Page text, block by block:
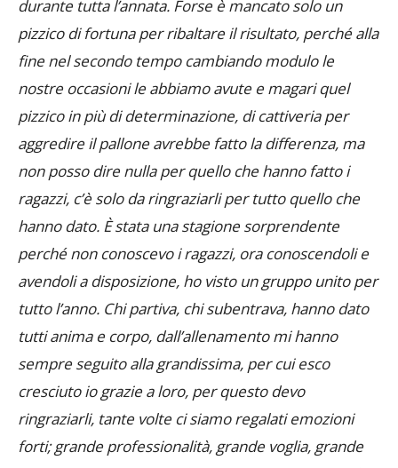
orgoglioso per quanto fatto dai ragazzi oggi e
durante tutta l’annata. Forse è mancato solo un
pizzico di fortuna per ribaltare il risultato, perché alla
fine nel secondo tempo cambiando modulo le
nostre occasioni le abbiamo avute e magari quel
pizzico in più di determinazione, di cattiveria per
aggredire il pallone avrebbe fatto la differenza, ma
non posso dire nulla per quello che hanno fatto i
ragazzi, c’è solo da ringraziarli per tutto quello che
hanno dato. È stata una stagione sorprendente
perché non conoscevo i ragazzi, ora conoscendoli e
avendoli a disposizione, ho visto un gruppo unito per
tutto l’anno. Chi partiva, chi subentrava, hanno dato
tutti anima e corpo, dall’allenamento mi hanno
sempre seguito alla grandissima, per cui esco
cresciuto io grazie a loro, per questo devo
ringraziarli, tante volte ci siamo regalati emozioni